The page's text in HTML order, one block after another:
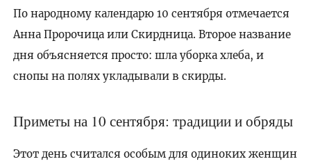
По народному календарю 10 сентября отмечается
Анна Пророчица или Скирдница. Второе название
дня объясняется просто: шла уборка хлеба, и
снопы на полях укладывали в скирды.
Приметы на 10 сентября: традиции и обряды
Этот день считался особым для одиноких женщин